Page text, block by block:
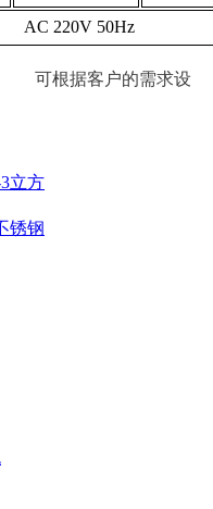
AC 220V 50Hz
需求设
立方
锈钢